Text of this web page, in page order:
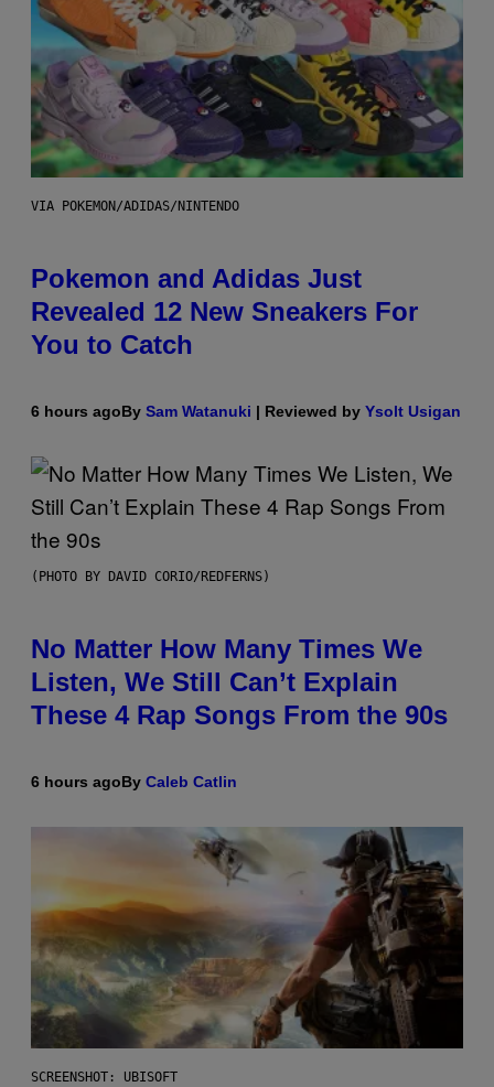
VIA POKEMON/ADIDAS/NINTENDO
Pokemon and Adidas Just
Revealed 12 New Sneakers For
You to Catch
6 hours agoBy Sam Watanuki | Reviewed by Ysolt Usigan
(PHOTO BY DAVID CORIO/REDFERNS)
No Matter How Many Times We
Listen, We Still Can’t Explain
These 4 Rap Songs From the 90s
6 hours agoBy Caleb Catlin
SCREENSHOT: UBISOFT